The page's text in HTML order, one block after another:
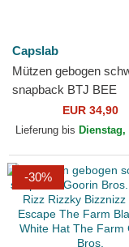
Capslab
Mützen gebogen
snapback BTJ BEE
Beetlejuice vonEUR 34,90
Lieferung bis Dienstag,
-30%